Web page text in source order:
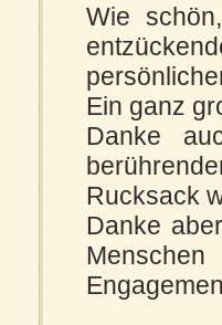
Wie
Ein ganz
Danke
Rucksack
Danke